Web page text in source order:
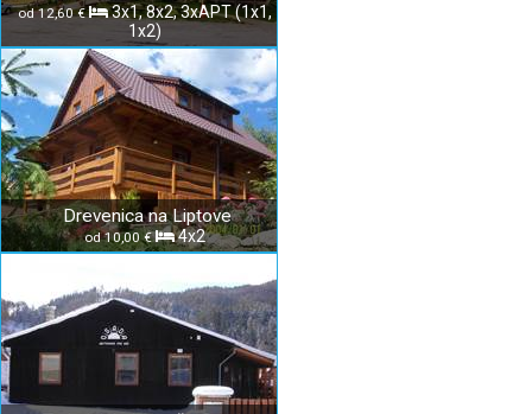
od 12,60 €
3x1, 8x2, 3xAPT (1x1,
1x2)
Drevenica na Liptove
od 10,00 € 4x2